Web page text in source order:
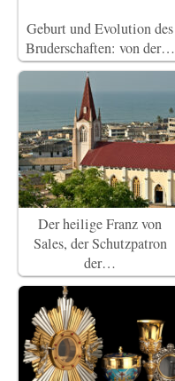
Geburt und Evolution des
Bruderschaften: von der…
Der heilige Franz von
Sales, der Schutzpatron
der…